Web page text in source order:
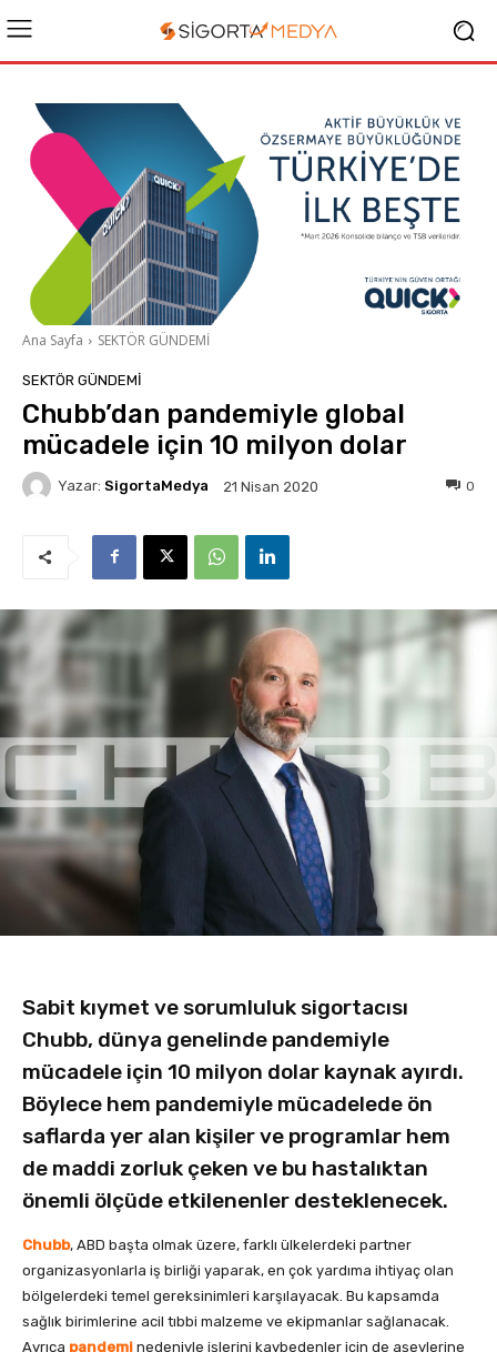
Ana Sayfa SEKTÖR GÜNDEMİ
SEKTÖR GÜNDEMİ
Chubb’dan pandemiyle global
mücadele için 10 milyon dolar
Yazar: SigortaMedya 21 Nisan 2020 0
Sabit kıymet ve sorumluluk sigortacısı
Chubb, dünya genelinde pandemiyle
mücadele için 10 milyon dolar kaynak ayırdı.
Böylece hem pandemiyle mücadelede ön
saflarda yer alan kişiler ve programlar hem
de maddi zorluk çeken ve bu hastalıktan
önemli ölçüde etkilenenler desteklenecek.
Chubb, ABD başta olmak üzere, farklı ülkelerdeki partner
organizasyonlarla iş birliği yaparak, en çok yardıma ihtiyaç olan
bölgelerdeki temel gereksinimleri karşılayacak. Bu kapsamda
sağlık birimlerine acil tıbbi malzeme ve ekipmanlar sağlanacak.
Ayrıca pandemi nedeniyle işlerini kaybedenler için de aşevlerine